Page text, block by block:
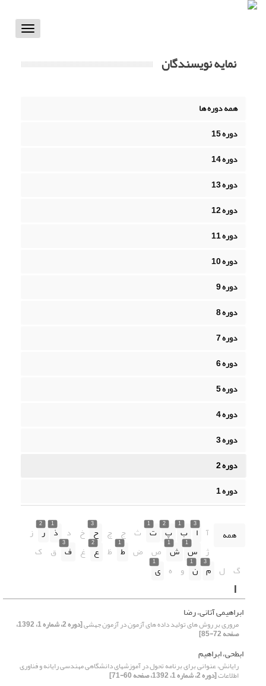
Toggle
نمایه نویسندگان
همه دوره ها
دوره 15
دوره 14
دوره 13
دوره 12
دوره 11
دوره 10
دوره 9
دوره 8
دوره 7
دوره 6
دوره 5
دوره 4
دوره 3
دوره 2
دوره 1
همه آ
3
ا
1
ب
2
پ
1
ت ث ج چ
3
ح خ د
1
ذ
2
ر ز
ژ
1
س
1
ش ص ض
1
ط ظ
2
ع غ
3
ف ق ک
گ ل
3
م
1
ن و ه
1
ی
ا
ابراهیمی آتانی، رضا
مروری بر روش های تولید داده های آزمون در آزمون جهشی [دوره 2، شماره 1، 1392،
صفحه 72-85]
ابطحی، ابراهیم
رایانش، عنوانی برای برنامه تحول در آموزشهای دانشگاهی مهندسی رایانه و فناوری
اطلاعات[دوره 2، شماره 1، 1392، صفحه 60-71]